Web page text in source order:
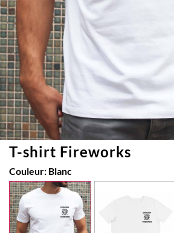
T-shirt Fireworks
Couleur: Blanc